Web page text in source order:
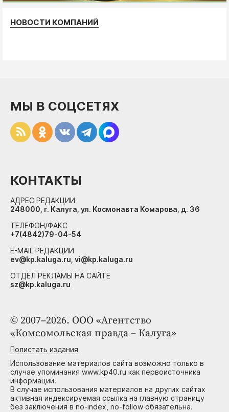
НОВОСТИ КОМПАНИЙ
© 2007–2026. ООО «Агентство
«Комсомольская правда – Калуга»
Полистать издания
Использование материалов сайта возможно только в
случае упоминания www.kp40.ru как первоисточника
информации.
В случае использования материалов на других сайтах
активная индексируемая ссылка на главную страницу
без заключения в no-index, no-follow обязательна.
МЫ В СОЦСЕТЯХ
КОНТАКТЫ
АДРЕС РЕДАКЦИИ
248000, г. Калуга, ул. Космонавта Комарова, д. 36
ТЕЛЕФОН/ФАКС
+7(4842)79-04-54
E-MAIL РЕДАКЦИИ
ev@kp.kaluga.ru, vi@kp.kaluga.ru
ОТДЕЛ РЕКЛАМЫ НА САЙТЕ
sz@kp.kaluga.ru